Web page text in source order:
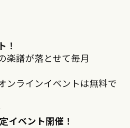
！
楽譜が落とせて毎月
ンラインイベントは無料で
イベント開催！